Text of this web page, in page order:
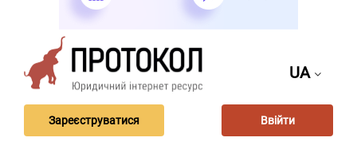
UA
Зареєструватися Ввійти